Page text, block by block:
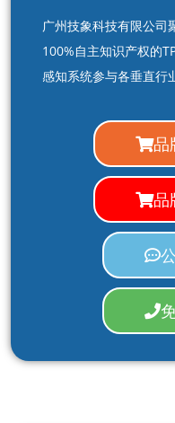
广州技象科技有限公司
100%自主知识产权的
感知系统参与各垂直行
品
品